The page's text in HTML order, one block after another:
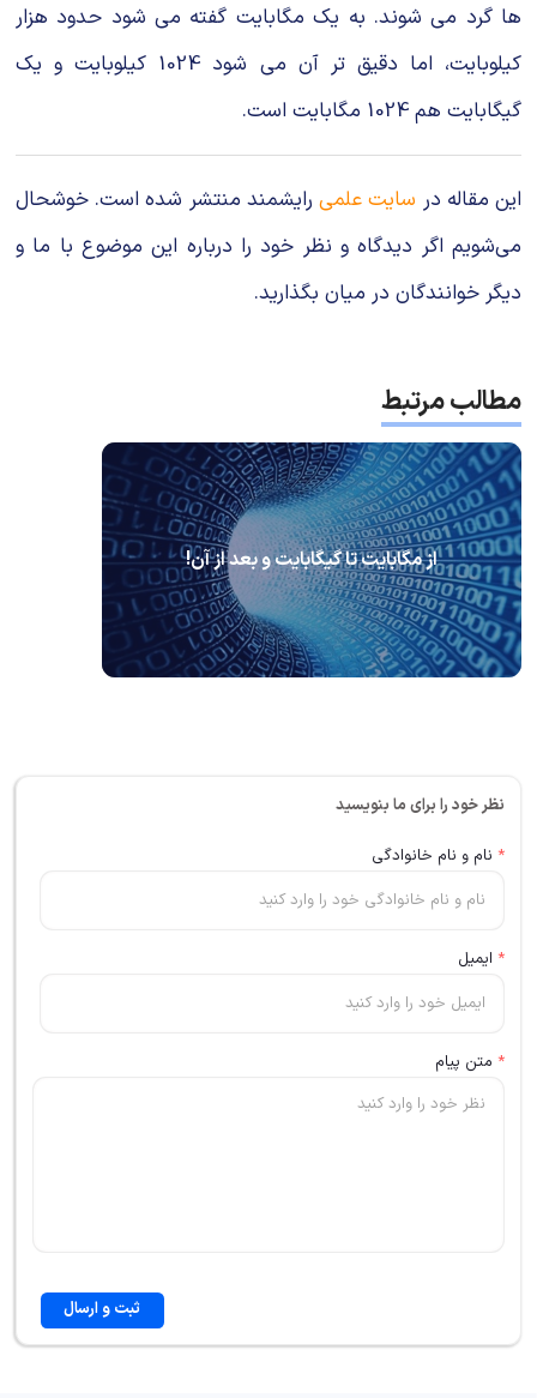
ها گرد می شوند. به یک مگابایت گفته می شود حدود هزار
کیلوبایت، اما دقیق تر آن می شود 1024 کیلوبایت و یک
گیگابایت هم 1024 مگابایت است.
این مقاله در سایت علمیرایشمند منتشر شده است. خوشحال
می‌شویم اگر دیدگاه و نظر خود را درباره این موضوع با ما و
دیگر خوانندگان در میان بگذارید.
مطالب مرتبط
از مگابایت تا گیگابایت و بعد از آن!
نظر خود را برای ما بنویسید
* نام و نام خانوادگی
* ایمیل
* متن پیام
ثبت و ارسال